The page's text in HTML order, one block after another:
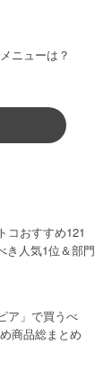
ニューは？
コおすすめ121
き人気1位＆部門
ア」で買うべ
商品総まとめ